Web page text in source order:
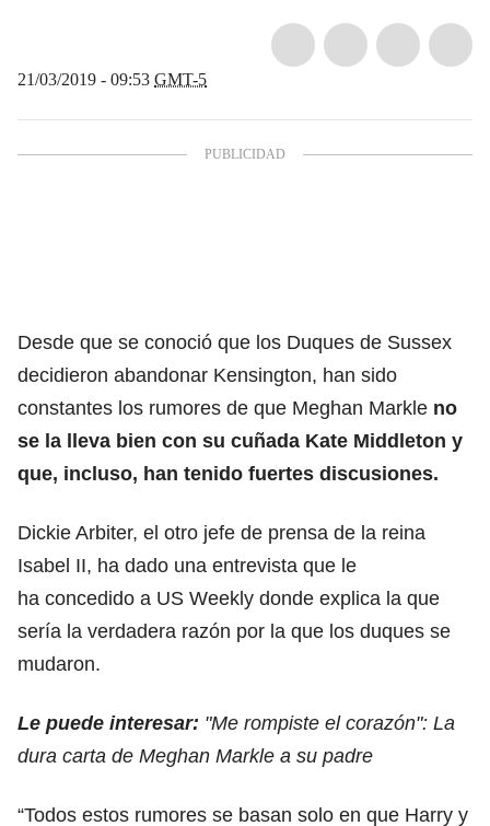
21/03/2019 - 09:53 GMT-5
Desde que se conoció que los Duques de Sussex
decidieron abandonar Kensington, han sido
constantes los rumores de que Meghan Markle no
se la lleva bien con su cuñada Kate Middleton y
que, incluso, han tenido fuertes discusiones.
Dickie Arbiter, el otro jefe de prensa de la reina
Isabel II, ha dado una entrevista que le
ha concedido a US Weekly donde explica la que
sería la verdadera razón por la que los duques se
mudaron.
Le puede interesar: "Me rompiste el corazón": La
dura carta de Meghan Markle a su padre
“Todos estos rumores se basan solo en que Harry y